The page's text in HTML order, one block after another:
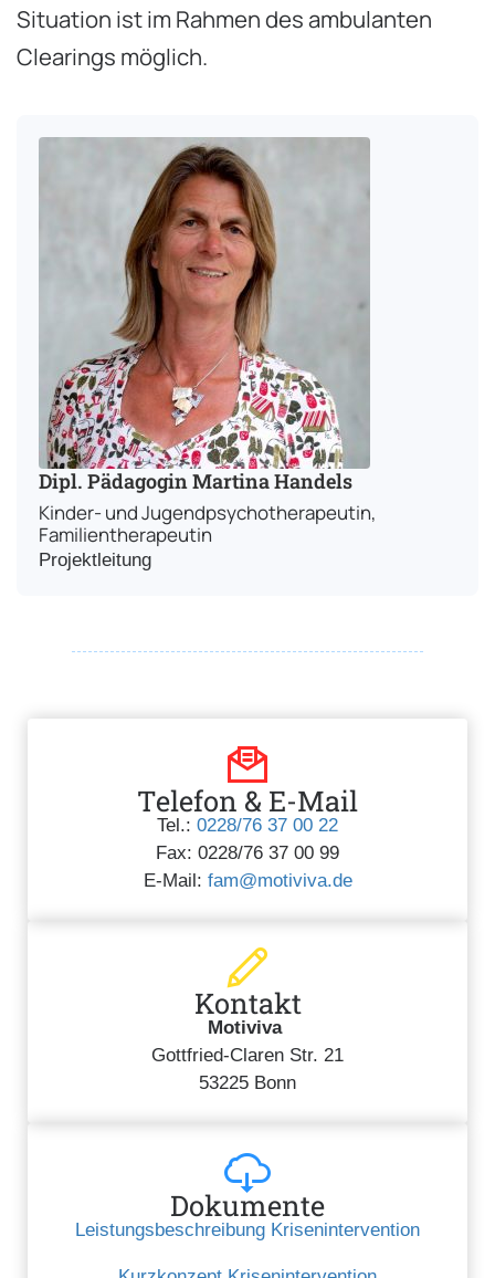
Situation ist im Rahmen des ambulanten
Clearings möglich.
Dipl. Pädagogin Martina Handels
Kinder- und Jugendpsychotherapeutin,
Familientherapeutin
Projektleitung
Telefon & E-Mail
Tel.: 0228/76 37 00 22
Fax: 0228/76 37 00 99
E-Mail: fam@motiviva.de
Kontakt
Motiviva
Gottfried-Claren Str. 21
53225 Bonn
Dokumente
Leistungsbeschreibung Krisenintervention